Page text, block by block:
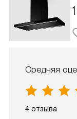
Средняя
4 отзыва